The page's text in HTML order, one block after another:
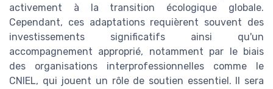
activement à la transition écologique globale.
Cependant, ces adaptations requièrent souvent des
investissements significatifs ainsi qu'un
accompagnement approprié, notamment par le biais
des organisations interprofessionnelles comme le
CNIEL, qui jouent un rôle de soutien essentiel. Il sera